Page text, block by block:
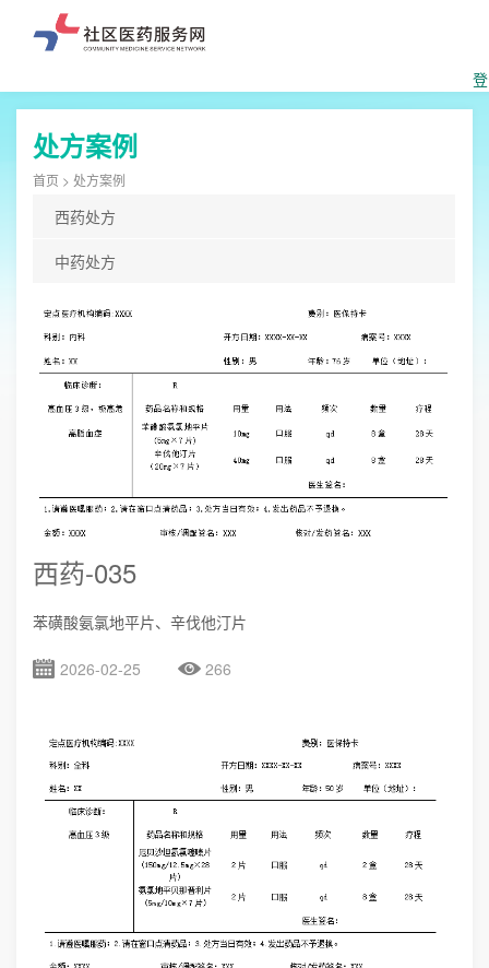
处方案例
首页 > 处方案例
西药处方
中药处方
西药-035
苯磺酸氨氯地平片、辛伐他汀片
2026-02-25 266